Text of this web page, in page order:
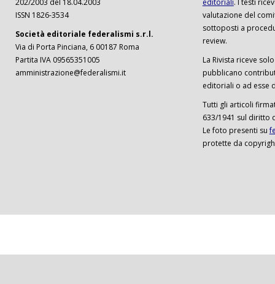
ISSN 1826-3534
Società editoriale federalismi s.r.l.
Via di Porta Pinciana, 6 00187 Roma
Partita IVA 09565351005
amministrazione@federalismi.it
valutazione del
sottoposti a
review.
La Rivista riceve
pubblicano
editoriali o ad esse
Tutti gli articoli
633/1941 sul diritto
Le foto presenti su
protette da